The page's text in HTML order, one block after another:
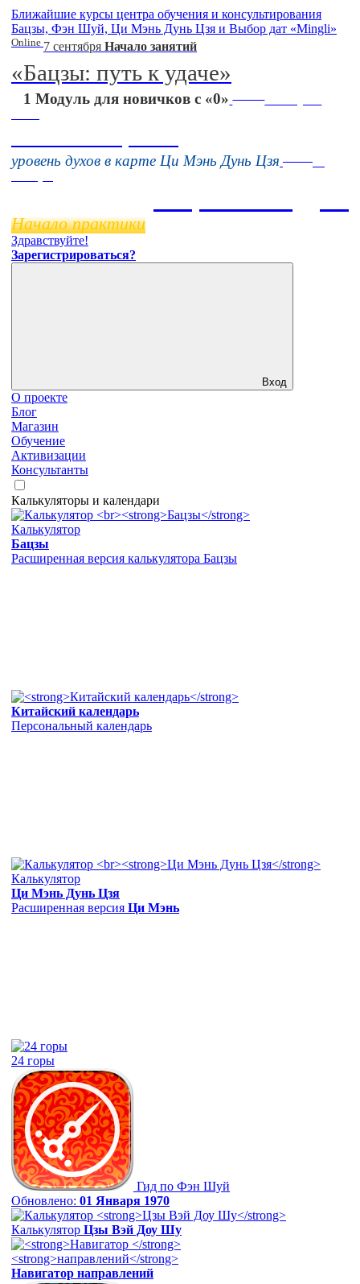
Ближайшие курсы центра обучения и консультирования
Бацзы, Фэн Шуй, Ци Мэнь Дунь Цзя и Выбор дат «Mingli»
Online 7 сентября Начало занятий
«Бацзы: путь к удаче»
1 Модуль для новичков с «0»
16 августа
уровень духов в карте Ци Мэнь Дунь Цзя
Начало практики
Здравствуйте!
Зарегистрироваться?
Вход
О проекте
Блог
Магазин
Обучение
Активизации
Консультанты
Калькуляторы и календари
Калькулятор
Бацзы
Расширенная версия калькулятора Бацзы
Китайский календарь
Персональный календарь
Калькулятор
Ци Мэнь Дунь Цзя
Расширенная версия Ци Мэнь
24 горы
Гид по Фэн Шуй
Обновлено: 01 Января 1970
Калькулятор Цзы Вэй Доу Шу
Навигатор направлений